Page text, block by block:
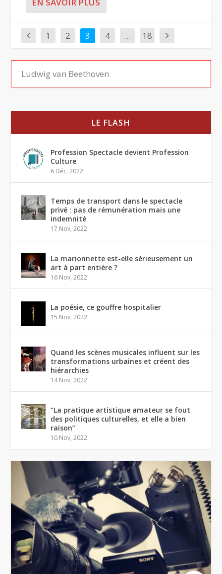
EN SAVOIR PLUS
1 2 3 4 … 18
LE FLASH
Profession Spectacle devient Profession
Culture
6 Déc, 2022
Temps de transport dans le spectacle
privé : pas de rémunération mais une
indemnité
17 Nov, 2022
La marionnette est-elle sérieusement un
art à part entière ?
16 Nov, 2022
La poésie, ce gouffre hospitalier
15 Nov, 2022
Quand les scènes musicales influent sur les
transformations urbaines et créent des
hiérarchies
14 Nov, 2022
“La pratique artistique amateur se fout
des politiques culturelles, et elle a bien
raison”
10 Nov, 2022